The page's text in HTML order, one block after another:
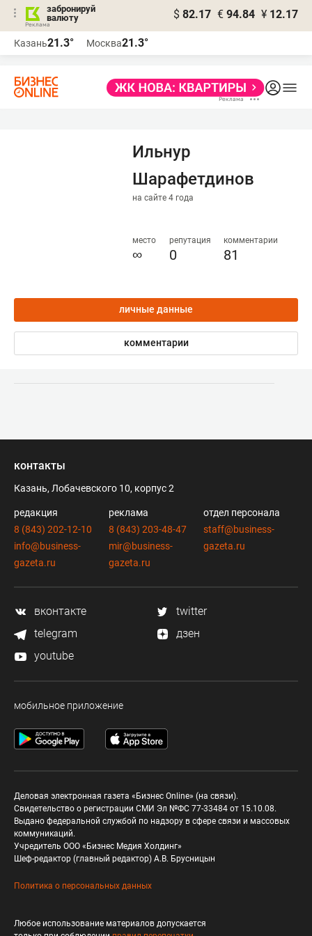
забронируй
валюту
$ 82.17 € 94.84 ¥ 12.17
Казань21.3° Москва21.3°
Ильнур
Шарафетдинов
на сайте 4 года
место
∞
репутация
0
комментарии
81
личные данные
комментарии
контакты
Казань, Лобачевского 10, корпус 2
редакция
8 (843) 202-12-10
info@business-
gazeta.ru
реклама
8 (843) 203-48-47
mir@business-
gazeta.ru
отдел персонала
staff@business-
gazeta.ru
вконтакте
twitter
telegram
дзен
youtube
мобильное приложение
Деловая электронная газета «Бизнес Online» (на связи).
Свидетельство о регистрации СМИ Эл №ФС 77-33484 от 15.10.08.
Выдано федеральной службой по надзору в сфере связи и массовых
коммуникаций.
Учредитель ООО «Бизнес Медия Холдинг»
Шеф-редактор (главный редактор) А.В. Брусницын
Политика о персональных данных
Любое использование материалов допускается